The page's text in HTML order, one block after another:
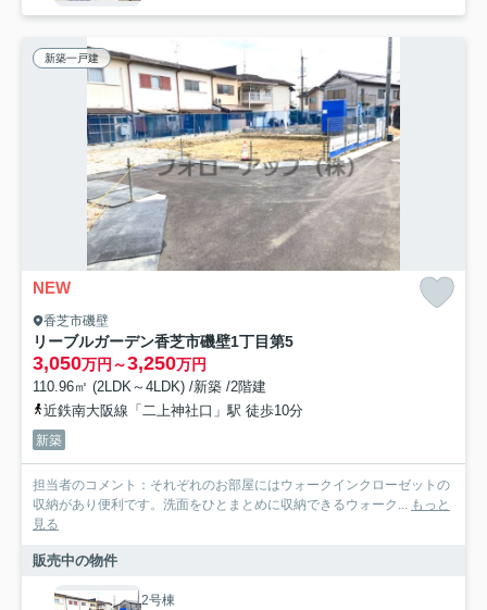
新築一戸建
NEW
香芝市磯壁
リーブルガーデン香芝市磯壁1丁目第5
3,050万円～3,250万円
110.96㎡ (2LDK～4LDK) /新築 /2階建
近鉄南大阪線「二上神社口」駅 徒歩10分
新築
担当者のコメント：それぞれのお部屋にはウォークインクローゼットの
収納があり便利です。洗面をひとまとめに収納できるウォーク... もっと
見る
販売中の物件
2号棟